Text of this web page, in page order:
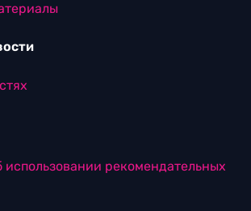
использовании рекомендательных